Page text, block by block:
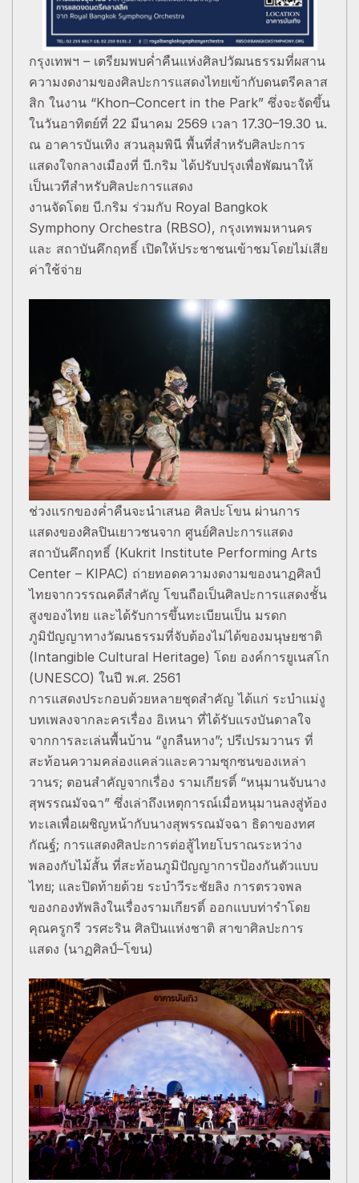
กรุงเทพฯ – เตรียมพบค่ำคืนแห่งศิลปวัฒนธรรมที่ผสาน
ความงดงามของศิลปะการแสดงไทยเข้ากับดนตรีคลาส
สิก ในงาน “Khon–Concert in the Park” ซึ่งจะจัดขึ้น
ในวันอาทิตย์ที่ 22 มีนาคม 2569 เวลา 17.30–19.30 น.
ณ อาคารบันเทิง สวนลุมพินี พื้นที่สำหรับศิลปะการ
แสดงใจกลางเมืองที่ บี.กริม ได้ปรับปรุงเพื่อพัฒนาให้
เป็นเวทีสำหรับศิลปะการแสดง
งานจัดโดย บี.กริม ร่วมกับ Royal Bangkok
Symphony Orchestra (RBSO), กรุงเทพมหานคร
และ สถาบันคึกฤทธิ์ เปิดให้ประชาชนเข้าชมโดยไม่เสีย
ค่าใช้จ่าย
ช่วงแรกของค่ำคืนจะนำเสนอ ศิลปะโขน ผ่านการ
แสดงของศิลปินเยาวชนจาก ศูนย์ศิลปะการแสดง
สถาบันคึกฤทธิ์ (Kukrit Institute Performing Arts
Center – KIPAC) ถ่ายทอดความงดงามของนาฏศิลป์
ไทยจากวรรณคดีสำคัญ โขนถือเป็นศิลปะการแสดงชั้น
สูงของไทย และได้รับการขึ้นทะเบียนเป็น มรดก
ภูมิปัญญาทางวัฒนธรรมที่จับต้องไม่ได้ของมนุษยชาติ
(Intangible Cultural Heritage) โดย องค์การยูเนสโก
(UNESCO) ในปี พ.ศ. 2561
การแสดงประกอบด้วยหลายชุดสำคัญ ได้แก่ ระบำแม่งู
บทเพลงจากละครเรื่อง อิเหนา ที่ได้รับแรงบันดาลใจ
จากการละเล่นพื้นบ้าน “งูกลืนหาง”; ปรีเปรมวานร ที่
สะท้อนความคล่องแคล่วและความซุกซนของเหล่า
วานร; ตอนสำคัญจากเรื่อง รามเกียรติ์ “หนุมานจับนาง
สุพรรณมัจฉา” ซึ่งเล่าถึงเหตุการณ์เมื่อหนุมานลงสู่ท้อง
ทะเลเพื่อเผชิญหน้ากับนางสุพรรณมัจฉา ธิดาของทศ
กัณฐ์; การแสดงศิลปะการต่อสู้ไทยโบราณระหว่าง
พลองกับไม้สั้น ที่สะท้อนภูมิปัญญาการป้องกันตัวแบบ
ไทย; และปิดท้ายด้วย ระบำวีระชัยลิง การตรวจพล
ของกองทัพลิงในเรื่องรามเกียรติ์ ออกแบบท่ารำโดย
คุณครูกรี วรศะริน ศิลปินแห่งชาติ สาขาศิลปะการ
แสดง (นาฏศิลป์–โขน)